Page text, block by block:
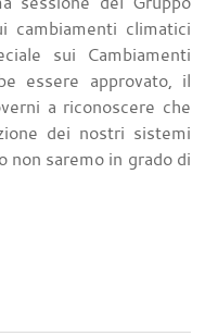
cambiamenti climatici
sui Cambiamenti
essere approvato, il
a riconoscere che
dei nostri sistemi
non saremo in grado di